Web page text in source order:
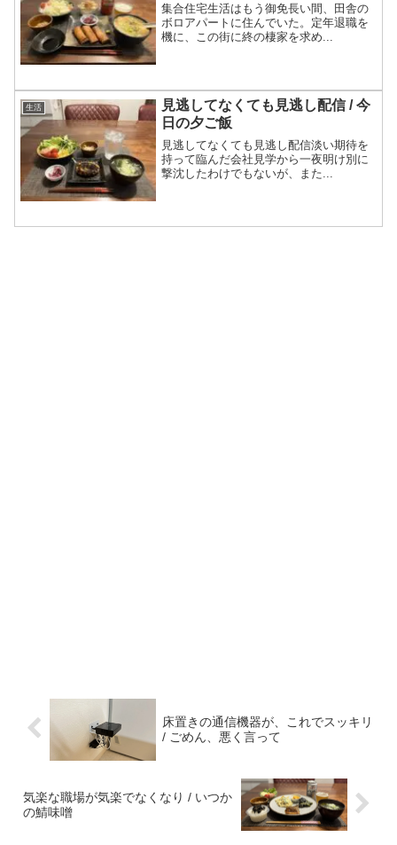
集合住宅生活はもう御免長い間、田舎の
ボロアパートに住んでいた。定年退職を
機に、この街に終の棲家を求め...
生活
見逃してなくても見逃し配信 / 今
日の夕ご飯
見逃してなくても見逃し配信淡い期待を
持って臨んだ会社見学から一夜明け別に
撃沈したわけでもないが、また...
床置きの通信機器が、これでスッキリ
/ ごめん、悪く言って
気楽な職場が気楽でなくなり / いつか
の鯖味噌